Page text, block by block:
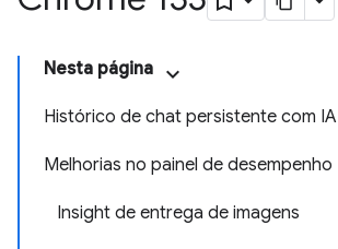
Nesta página
Histórico de chat persistente com IA
Melhorias no painel de desempenho
Insight de entrega de imagens